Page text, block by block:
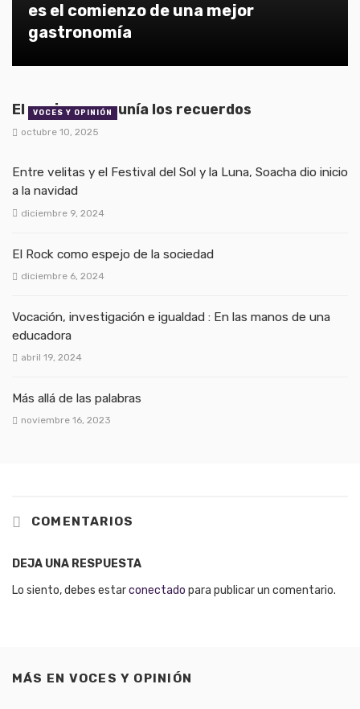
es el comienzo de una mejor
gastronomía
El anciano que unía los recuerdos
octubre 10, 2025
VOCES Y OPINIÓN
Entre velitas y el Festival del Sol y la Luna, Soacha dio inicio
a la navidad
diciembre 9, 2024
El Rock como espejo de la sociedad
diciembre 6, 2024
Vocación, investigación e igualdad : En las manos de una
educadora
abril 19, 2024
Más allá de las palabras
noviembre 16, 2023
COMENTARIOS
DEJA UNA RESPUESTA
Lo siento, debes estarconectado para publicar un comentario.
MÁS EN VOCES Y OPINIÓN